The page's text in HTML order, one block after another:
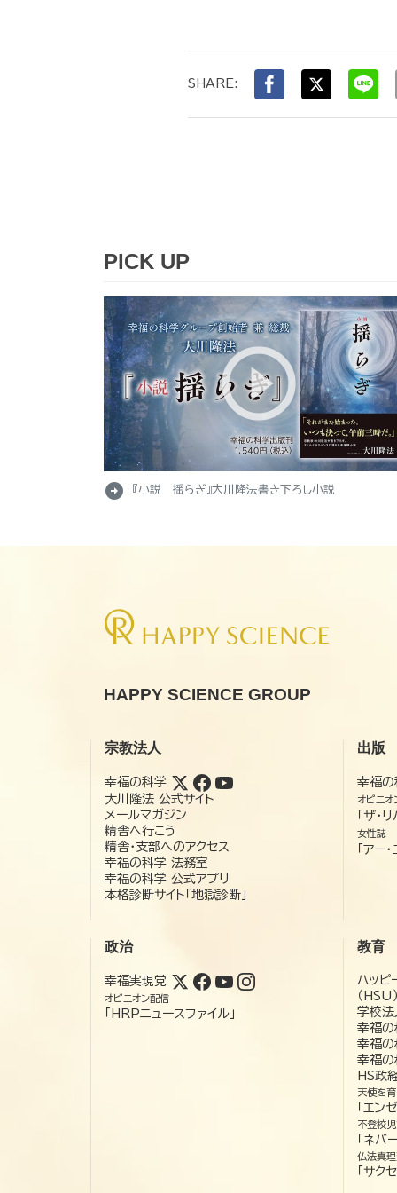
SHARE:
PICK UP
arrow_circle_right 『小説 揺らぎ』大川隆法書き下ろし小説
HAPPY SCIENCE GROUP
宗教法人
幸福の科学
大川隆法 公式サイト
メールマガジン
精舎へ行こう
精舎・支部へのアクセス
幸福の科学 法務室
幸福の科学 公式アプリ
本格診断サイト「地獄診断」
出版
幸福の
オピニオ
「ザ・
女性誌
「アー
政治
幸福実現党
オピニオン配信
「HRPニュースファイル」
教育
ハッピ
（HSU
学校
幸福の
幸福の
幸福
HS政
天使を
「エン
不登校
「ネバ
仏法真
「サク